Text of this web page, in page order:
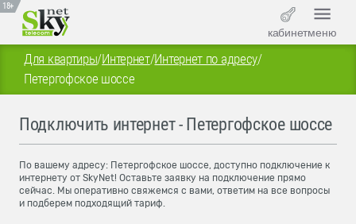
18+
кабинетменю
Для квартиры/Интернет/Интернет по адресу/
Петергофское шоссе
Подключить интернет - Петергофское шоссе
По вашему адресу: Петергофское шоссе, доступно подключение к
интернету от SkyNet! Оставьте заявку на подключение прямо
сейчас. Мы оперативно свяжемся с вами, ответим на все вопросы
и подберем подходящий тариф.